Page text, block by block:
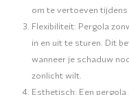
om te vertoeven tijdens
Flexibiliteit: Pergola
in en uit te sturen. Dit
wanneer je schaduw
zonlicht wilt.
Esthetisch: Een